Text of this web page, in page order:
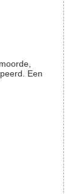
Een